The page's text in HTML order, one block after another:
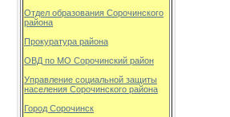
Отдел образования Сорочинского
района
Прокуратура района
ОВД по МО Сорочинский район
Управление социальной защиты
населения Сорочинского района
Город Сорочинск